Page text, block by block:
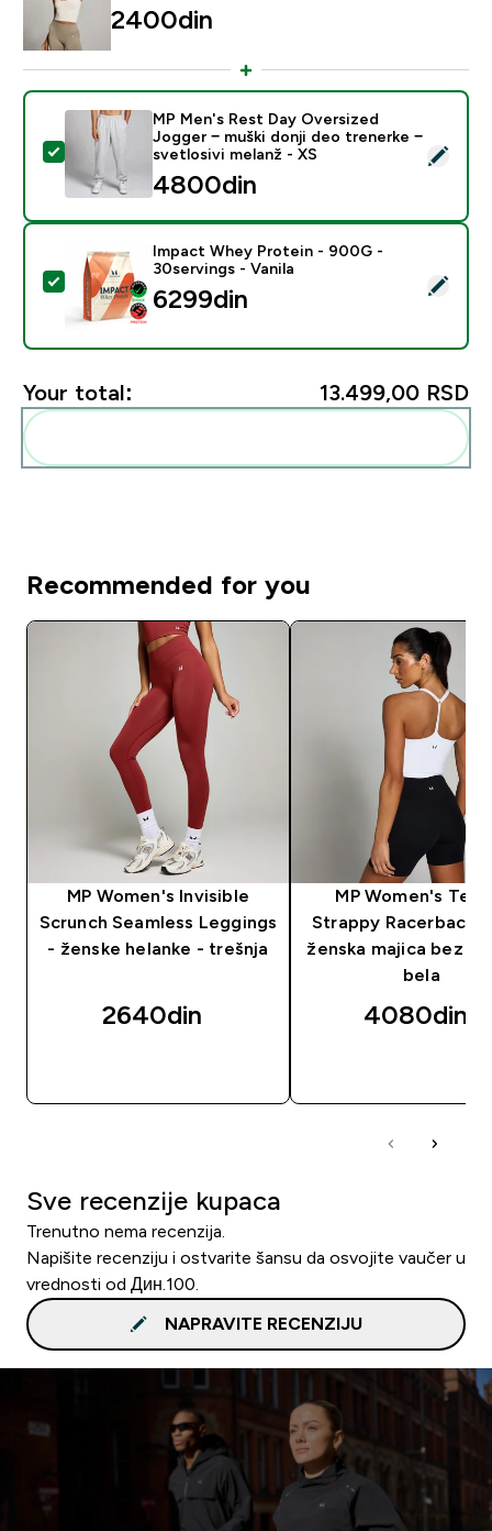
2400din‎
Select this product - MP Men's Rest Day Oversized
MP Men's Rest Day Oversized
Jogger − muški donji deo trenerke −
svetlosivi melanž - XS
4800din‎
Select this product - Impact Whey Protein - 900G -
Impact Whey Protein - 900G -
30servings - Vanila
6299din‎
Your total: 13.499,00 RSD‎
Recommended for you
MP Women's Invisible
Scrunch Seamless Leggings
- ženske helanke - trešnja
2640din‎
MP Women's
Strappy Racerback
ženska majica bez
bela
4080din‎
Sve recenzije kupaca
Trenutno nema recenzija.
Napišite recenziju i ostvarite šansu da osvojite vaučer u
vrednosti od Дин.100.
NAPRAVITE RECENZIJU